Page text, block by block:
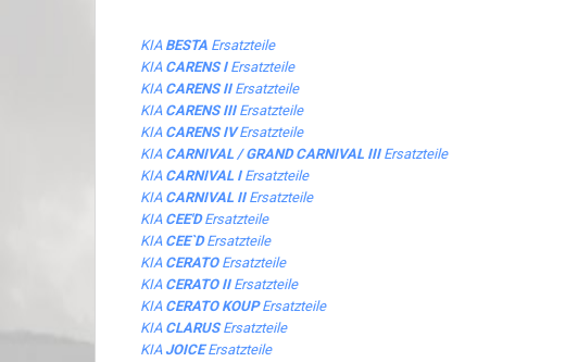
KIA BESTA Ersatzteile
KIA CARENS IErsatzteile
KIA CARENS IIErsatzteile
KIA CARENS IIIErsatzteile
KIA CARENS IVErsatzteile
KIA CARNIVAL / GRAND CARNIVAL IIIErsatzteile
KIA CARNIVAL IErsatzteile
KIA CARNIVAL IIErsatzteile
KIA CEE'DErsatzteile
KIA CEE`DErsatzteile
KIA CERATO Ersatzteile
KIA CERATO IIErsatzteile
KIA CERATO KOUPErsatzteile
KIA CLARUSErsatzteile
KIA JOICEErsatzteile